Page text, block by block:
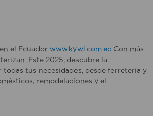
el Ecuador www.kywi.com.ec Con más
Este 2025, descubre la
tus necesidades, desde ferretería y
remodelaciones y el